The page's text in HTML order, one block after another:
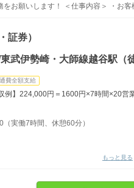
お願いします！ ＜仕事内容＞ ・お
証券）
武伊勢崎・大師線越谷駅（
費全額支給
例】224,000円＝1600円×7時間×20営
実働7時間、休憩60分）
もっと見る